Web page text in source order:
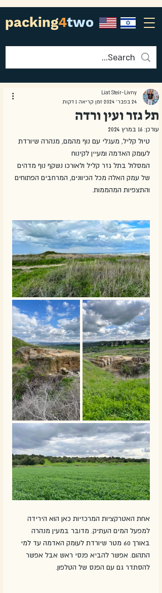
packing4two
תל גזר ועין ורדה
Liat Steir-Livny
24 בפבר׳ 2024
זמן קריאה 1 דקות
עודכן: 16 במרץ 2024
טיול קליל, מעגלי עם נוף מהמם, מנהרה שיורדת
לעומק האדמה ומעיין לקינוח
המסלול בתל גזר קליל ולאורכו נשקף נוף מדהים
של עמק האלה מכל הכיוונים, המרחבים הפתוחים
והתצפיות המהממות.
אחת האטרקציות המרכזיות כאן הוא הירידה
למפעל המים העתיק. מדובר במעין מנהרה
באורך 60 מטר שיורדת לעומק האדמה עד למי
התהום. אפשר להביא פנסי ראש אבל אפשר
להסתדר גם עם הפנס של הטלפון.